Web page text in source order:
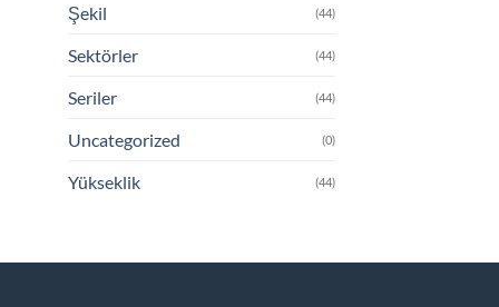
Şekil (44)
Sektörler (44)
Seriler (44)
Uncategorized (0)
Yükseklik (44)